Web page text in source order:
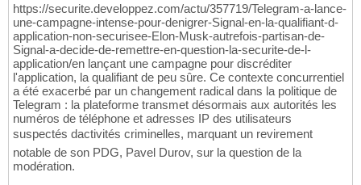
https://securite.developpez.com/actu/357719/Telegram-a-lance-
une-campagne-intense-pour-denigrer-Signal-en-la-qualifiant-d-
application-non-securisee-Elon-Musk-autrefois-partisan-de-
Signal-a-decide-de-remettre-en-question-la-securite-de-l-
application/en lançant une campagne pour discréditer
l'application, la qualifiant de peu sûre. Ce contexte concurrentiel
a été exacerbé par un changement radical dans la politique de
Telegram : la plateforme transmet désormais aux autorités les
numéros de téléphone et adresses IP des utilisateurs
suspectés dactivités criminelles, marquant un revirement
notable de son PDG, Pavel Durov, sur la question de la
modération.